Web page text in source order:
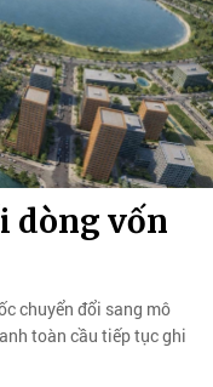
dòng vốn
chuyển đổi sang mô
toàn cầu tiếp tục ghi